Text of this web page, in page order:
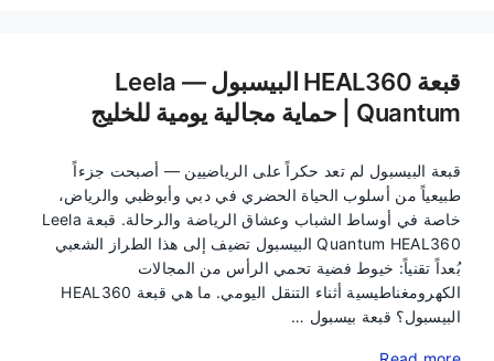
قبعة HEAL360 البيسبول — Leela
Quantum | حماية مجالية يومية للخليج
قبعة البيسبول لم تعد حكراً على الرياضيين — أصبحت جزءاً
طبيعياً من أسلوب الحياة الحضري في دبي وأبوظبي والرياض،
خاصة في أوساط الشباب وعشاق الرياضة والرحالة. قبعة Leela
Quantum HEAL360 البيسبول تضيف إلى هذا الطراز الشعبي
بُعداً تقنياً: خيوط فضية تحمي الرأس من المجالات
الكهرومغناطيسية أثناء التنقل اليومي. ما هي قبعة HEAL360
البيسبول؟ قبعة بيسبول …